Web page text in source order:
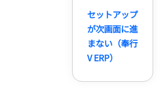
セットアップ
が次画面に進
まない（奉行
V ERP）